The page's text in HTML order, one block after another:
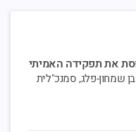
- עיר ממשל
לתכנון ומדיניות
- ממחאה למרי אזרחי
וקרן קונרד אדנאואר
שמחון-פלג, סמנכ"לית